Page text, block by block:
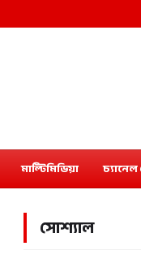
মাল্টিমিডিয়া
সোশ্যাল